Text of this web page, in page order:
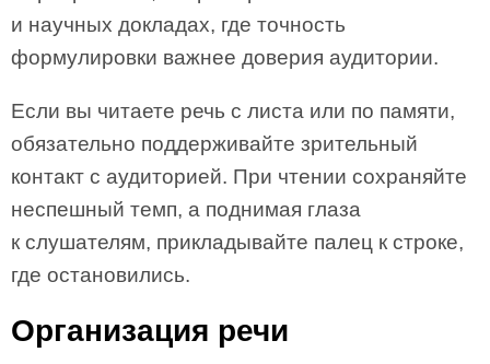
и научных докладах, где точность
формулировки важнее доверия аудитории.
Если вы читаете речь с листа или по памяти,
обязательно поддерживайте зрительный
контакт с аудиторией. При чтении сохраняйте
неспешный темп, а поднимая глаза
к слушателям, прикладывайте палец к строке,
где остановились.
Организация речи